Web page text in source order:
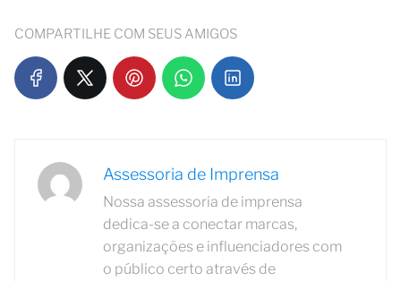
COMPARTILHE COM SEUS AMIGOS
Assessoria de Imprensa
Nossa assessoria de imprensa
dedica-se a conectar marcas,
organizações e influenciadores com
o público certo através de